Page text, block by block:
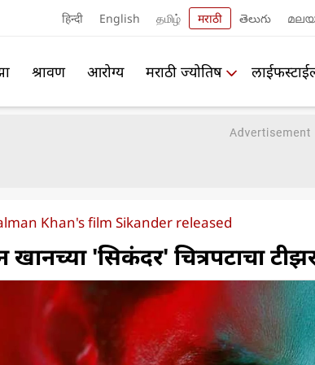
हिन्दी English தமிழ் मराठी తెలుగు
श्रावण आरोग्य मराठी ज्योतिष
Khan's film Sikander released
'सिकंदर' चित्रपटाचा टीझर